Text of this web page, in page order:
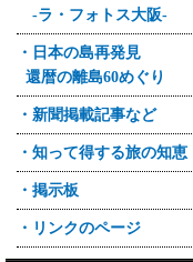
-ラ・フォトス大阪-
・日本の島再発見
還暦の離島60めぐり
・新聞掲載記事など
・知って得する旅の知恵
・掲示板
・リンクのページ